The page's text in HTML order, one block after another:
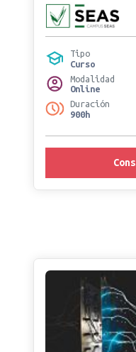
Tipo
Curso
Modalidad
Online
Duración
900h